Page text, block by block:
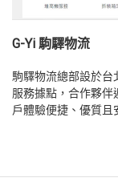
G-Yi 駒驛物流
駒驛物流總部設於台
服務據點，合作夥
戶體驗便捷、優質且